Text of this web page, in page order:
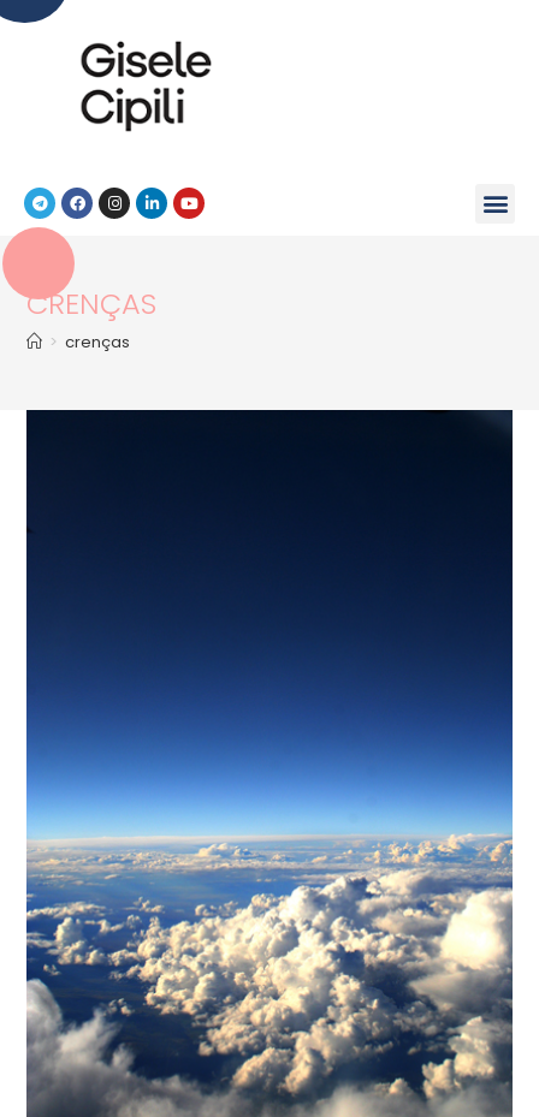
CRENÇAS
> crenças